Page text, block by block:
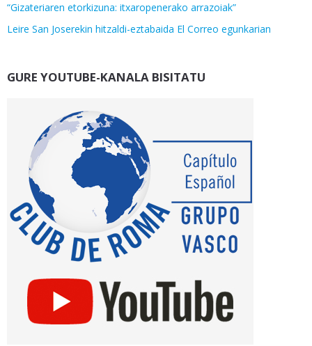
“Gizateriaren etorkizuna: itxaropenerako arrazoiak”
Leire San Joserekin hitzaldi-eztabaida El Correo egunkarian
GURE YOUTUBE-KANALA BISITATU